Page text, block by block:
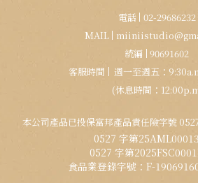
電話 02-29686232
MAIL
統編 90691602
客服時間
週一至週五：
(休息時間：
本公司產品已投保富邦產品責任險字號
0527 字第
0527 字第
食品業登錄字號：F-